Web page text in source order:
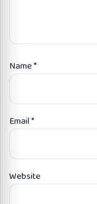
Name*
Email*
Website